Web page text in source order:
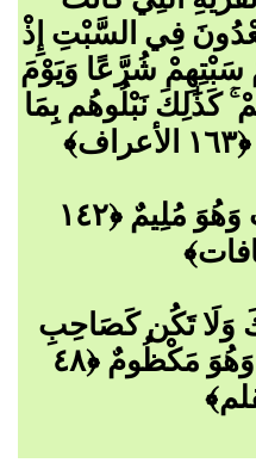
فِي السَّبْتِ إِذْ
سَبْتِهِمْ شُرَّعًا وَيَوْمَ
كَذَٰلِكَ نَبْلُوهُم بِمَا
فَالْتَقَمَهُ الْحُوتُ وَهُوَ مُلِيمٌ ﴿١٤٢
وَلَا تَكُن كَصَاحِبِ
الْحُوتِ إِذْ نَادَىٰ وَهُوَ مَكْظُومٌ ﴿٤٨